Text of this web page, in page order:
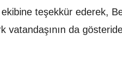
ekibine teşekkür ederek,
vatandaşının da